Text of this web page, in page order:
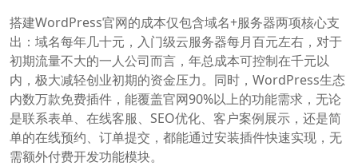
搭建WordPress官网的成本仅包含域名+服务器两项核心支
出：域名每年几十元，入门级云服务器每月百元左右，对于
初期流量不大的一人公司而言，年总成本可控制在千元以
内，极大减轻创业初期的资金压力。同时，WordPress生态
内数万款免费插件，能覆盖官网90%以上的功能需求，无论
是联系表单、在线客服、SEO优化、客户案例展示，还是简
单的在线预约、订单提交，都能通过安装插件快速实现，无
需额外付费开发功能模块。